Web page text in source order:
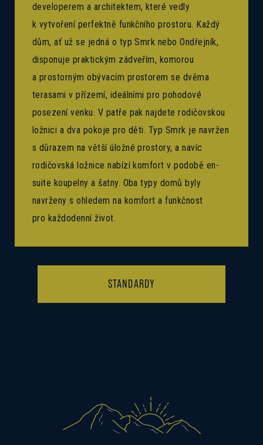
developerem a architektem, které vedly
k vytvoření perfektně funkčního prostoru. Každý
dům, ať už se jedná o typ Smrk nebo Ondřejník,
disponuje praktickým zádveřím, komorou
a prostorným obývacím prostorem se dvěma
terasami v přízemí, ideálními pro pohodové
posezení venku. V patře pak najdete rodičovskou
ložnici a dva pokoje pro děti. Typ Smrk je navržen
s důrazem na větší úložné prostory, a navíc
rodičovská ložnice nabízí komfort v podobě en-
suite koupelny a šatny. Oba typy domů byly
navrženy s ohledem na komfort a funkčnost
pro každodenní život.
STANDARDY